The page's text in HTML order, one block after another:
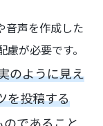
音声を作成した
が必要です。
のように見え
を投稿する